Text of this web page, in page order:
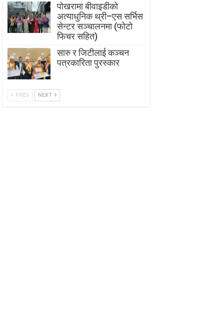
पोखरामा बीवाइडीको
अत्याधुनिक थ्री–एस सर्भिस
सेन्टर सञ्चालनमा (फोटो
फिचर सहित)
सारु र जिटीलाई कञ्चन
पत्रकारिता पुरस्कार
PREV NEXT